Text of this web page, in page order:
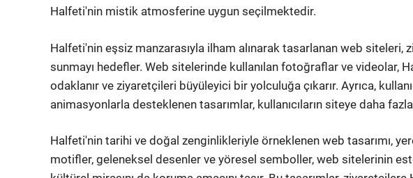
Halfeti'nin mistik atmosferine uygun seçilmektedir.
Halfeti'nin eşsiz manzarasıyla ilham alınarak tasarlanan web siteleri,
sunmayı hedefler. Web sitelerinde kullanılan fotoğraflar ve videolar,
odaklanır ve ziyaretçileri büyüleyici bir yolculuğa çıkarır. Ayrıca,
animasyonlarla desteklenen tasarımlar, kullanıcıların siteye daha
Halfeti'nin tarihi ve doğal zenginlikleriyle örneklenen web tasarımı,
motifler, geleneksel desenler ve yöresel semboller, web sitelerinin